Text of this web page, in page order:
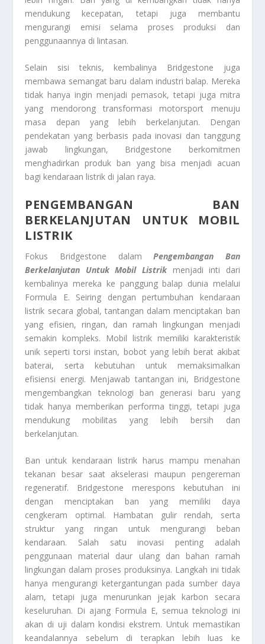
mendukung kecepatan, tetapi juga membantu
mengurangi emisi selama proses produksi dan
penggunaannya di lintasan.
Selain sisi teknis, kembalinya Bridgestone juga
membawa semangat baru dalam industri balap. Mereka
tidak hanya ingin menjadi pemasok, tetapi juga mitra
yang mendorong transformasi motorsport menuju
masa depan yang lebih berkelanjutan. Dengan
pendekatan yang berbasis pada inovasi dan tanggung
jawab lingkungan, Bridgestone berkomitmen
menghadirkan produk ban yang bisa menjadi acuan
bagi kendaraan listrik di jalan raya.
PENGEMBANGAN BAN
BERKELANJUTAN UNTUK MOBIL
LISTRIK
Fokus Bridgestone dalamPengembangan Ban
Berkelanjutan Untuk Mobil Listrikmenjadi inti dari
kembalinya mereka ke panggung balap dunia melalui
Formula E. Seiring dengan pertumbuhan kendaraan
listrik secara global, tantangan dalam menciptakan ban
yang efisien, ringan, dan ramah lingkungan menjadi
semakin kompleks. Mobil listrik memiliki karakteristik
unik seperti torsi instan, bobot yang lebih berat akibat
baterai, serta kebutuhan untuk memaksimalkan
efisiensi energi. Menjawab tantangan ini, Bridgestone
mengembangkan teknologi ban generasi baru yang
tidak hanya memberikan performa tinggi, tetapi juga
mendukung mobilitas yang lebih bersih dan
berkelanjutan.
Ban untuk kendaraan listrik harus mampu menahan
tekanan besar saat akselerasi maupun pengereman
regeneratif. Bridgestone merespons kebutuhan ini
dengan menciptakan ban yang memiliki daya
cengkeram optimal. Hambatan gulir rendah, serta
struktur yang ringan untuk mengurangi beban
kendaraan. Salah satu inovasi penting adalah
penggunaan material daur ulang dan bahan ramah
lingkungan dalam proses produksinya. Langkah ini tidak
hanya mengurangi ketergantungan pada sumber daya
alam, tetapi juga menurunkan jejak karbon secara
keseluruhan. Di ajang Formula E, semua teknologi ini
akan di uji dalam kondisi ekstrem. Untuk memastikan
keandalannya sebelum di terapkan lebih luas ke